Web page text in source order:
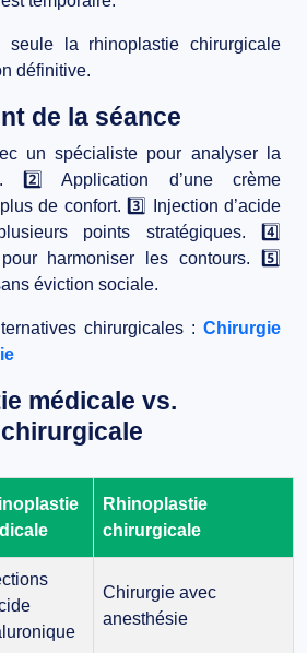
seule la rhinoplastie chirurgicale
définitive.
de la séance
un spécialiste pour analyser la
2️⃣ Application d’une crème
de confort. 3️⃣ Injection d’acide
points stratégiques. 4️⃣
harmoniser les contours. 5️⃣
éviction sociale.
chirurgicales : Chirurgie
médicale vs.
Rhinoplastie
chirurgicale
Chirurgie avec
anesthésie